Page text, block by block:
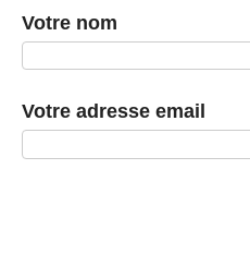
Votre nom
Votre adresse email